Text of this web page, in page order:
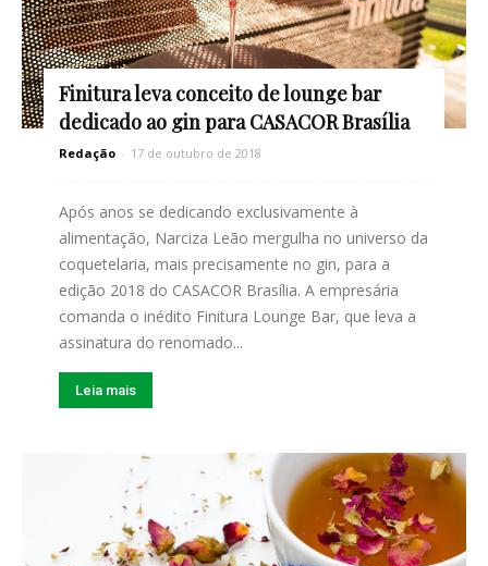
Finitura leva conceito de lounge bar
dedicado ao gin para CASACOR Brasília
Redação - 17 de outubro de 2018
Após anos se dedicando exclusivamente à
alimentação, Narciza Leão mergulha no universo da
coquetelaria, mais precisamente no gin, para a
edição 2018 do CASACOR Brasília. A empresária
comanda o inédito Finitura Lounge Bar, que leva a
assinatura do renomado...
Leia mais